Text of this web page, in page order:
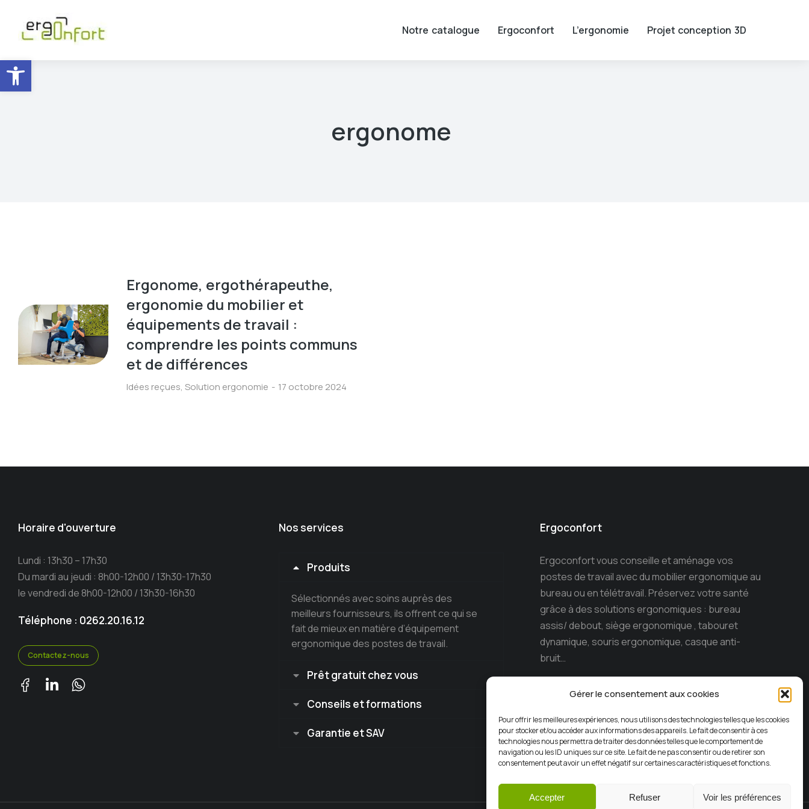
Ouvrir la barre d’outils
Gérer le consentement aux cookies
Pour offrir les meilleures expériences, nous utilisons des technologies telles que les cookies
pour stocker et/ou accéder aux informations des appareils. Le fait de consentir à ces
technologies nous permettra de traiter des données telles que le comportement de
navigation ou les ID uniques sur ce site. Le fait de ne pas consentir ou de retirer son
consentement peut avoir un effet négatif sur certaines caractéristiques et fonctions.
Accepter Refuser Voir les préférences
Notre catalogue Ergoconfort L’ergonomie Projet conception 3D
ergonome
Ergonome, ergothérapeuthe,
ergonomie du mobilier et
équipements de travail :
comprendre les points communs
et de différences
Idées reçues, Solution ergonomie 17 octobre 2024
Horaire d'ouverture
Lundi : 13h30 – 17h30
Du mardi au jeudi : 8h00-12h00 / 13h30-17h30
le vendredi de 8h00-12h00 / 13h30-16h30
Téléphone : 0262.20.16.12
Contactez-nous
Nos services
Produits
Sélectionnés avec soins auprès des
meilleurs fournisseurs, ils offrent ce qui se
fait de mieux en matière d’équipement
ergonomique des postes de travail.
Prêt gratuit chez vous
Conseils et formations
Garantie et SAV
Ergoconfort
Ergoconfort vous conseille et aménage vos
postes de travail avec du mobilier ergonomique au
bureau ou en télétravail. Préservez votre santé
grâce à des solutions ergonomiques : bureau
assis/ debout, siège ergonomique , tabouret
dynamique, souris ergonomique, casque anti-
bruit…
ergonomique sur l’ile de la Réunion depuis 15 ans.